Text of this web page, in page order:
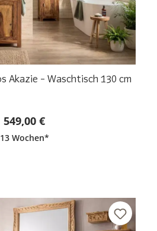
Akazie – Waschtisch 130 cm
549,00 €
13 Wochen*